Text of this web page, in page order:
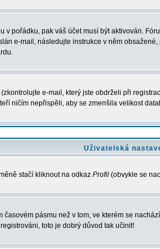
pořádku, pak váš účet musí být aktivován.
e-mail, následujte instrukce v něm
e-mail, který jste obdrželi při
ničím nepřispěli, aby se zmenšila velikost
Uživatelská
stačí kliknout na odkaz Profil (obvykle se
pásmu než v tom, ve kterém se
toto je dobrý důvod tak učinit!